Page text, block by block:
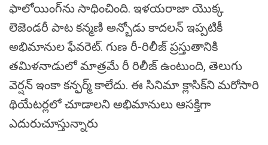
ఫాలోయింగ్‌ను సాధించింది. ఇళయరాజా యొక్క
లెజెండరీ పాట కన్మణి అన్బోడు కాదలన్‌ ఇప్పటికీ
అభిమానుల ఫేవరెట్. గుణ రీ-రిలీజ్ ప్రస్తుతానికి
తమిళనాడులో మాత్రమే రీ రిలీజ్ ఉంటుంది, తెలుగు
వెర్షన్ ఇంకా కన్ఫర్మ్ కాలేదు. ఈ సినిమా క్లాసిక్‌ని మరోసారి
థియేటర్లలో చూడాలని అభిమానులు ఆసక్తిగా
ఎదురుచూస్తున్నారు